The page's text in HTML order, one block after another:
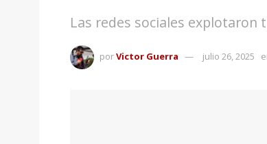
Las redes sociales explotaron
porVictor Guerra julio 26, 2025